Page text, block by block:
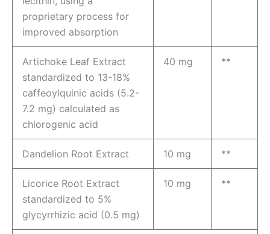
proprietary process for
improved absorption
Artichoke Leaf Extract
standardized to 13-18%
caffeoylquinic acids (5.2-
7.2 mg) calculated as
chlorogenic acid
40 mg **
Dandelion Root Extract 10 mg **
Licorice Root Extract
standardized to 5%
glycyrrhizic acid (0.5 mg)
10 mg **